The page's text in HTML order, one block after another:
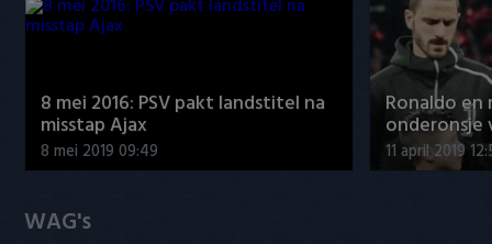
8 mei 2016: PSV pakt landstitel na
misstap Ajax
8 mei 2019 09:49
Ronaldo
onderonsje
11 april 2019
WAG's